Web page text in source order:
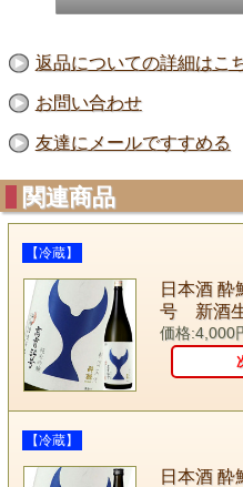
返品についての詳細はこ
お問い合わせ
友達にメールですすめる
関連商品
【冷蔵】
日本酒
号 新酒
価格:4,000
【冷蔵】
日本酒